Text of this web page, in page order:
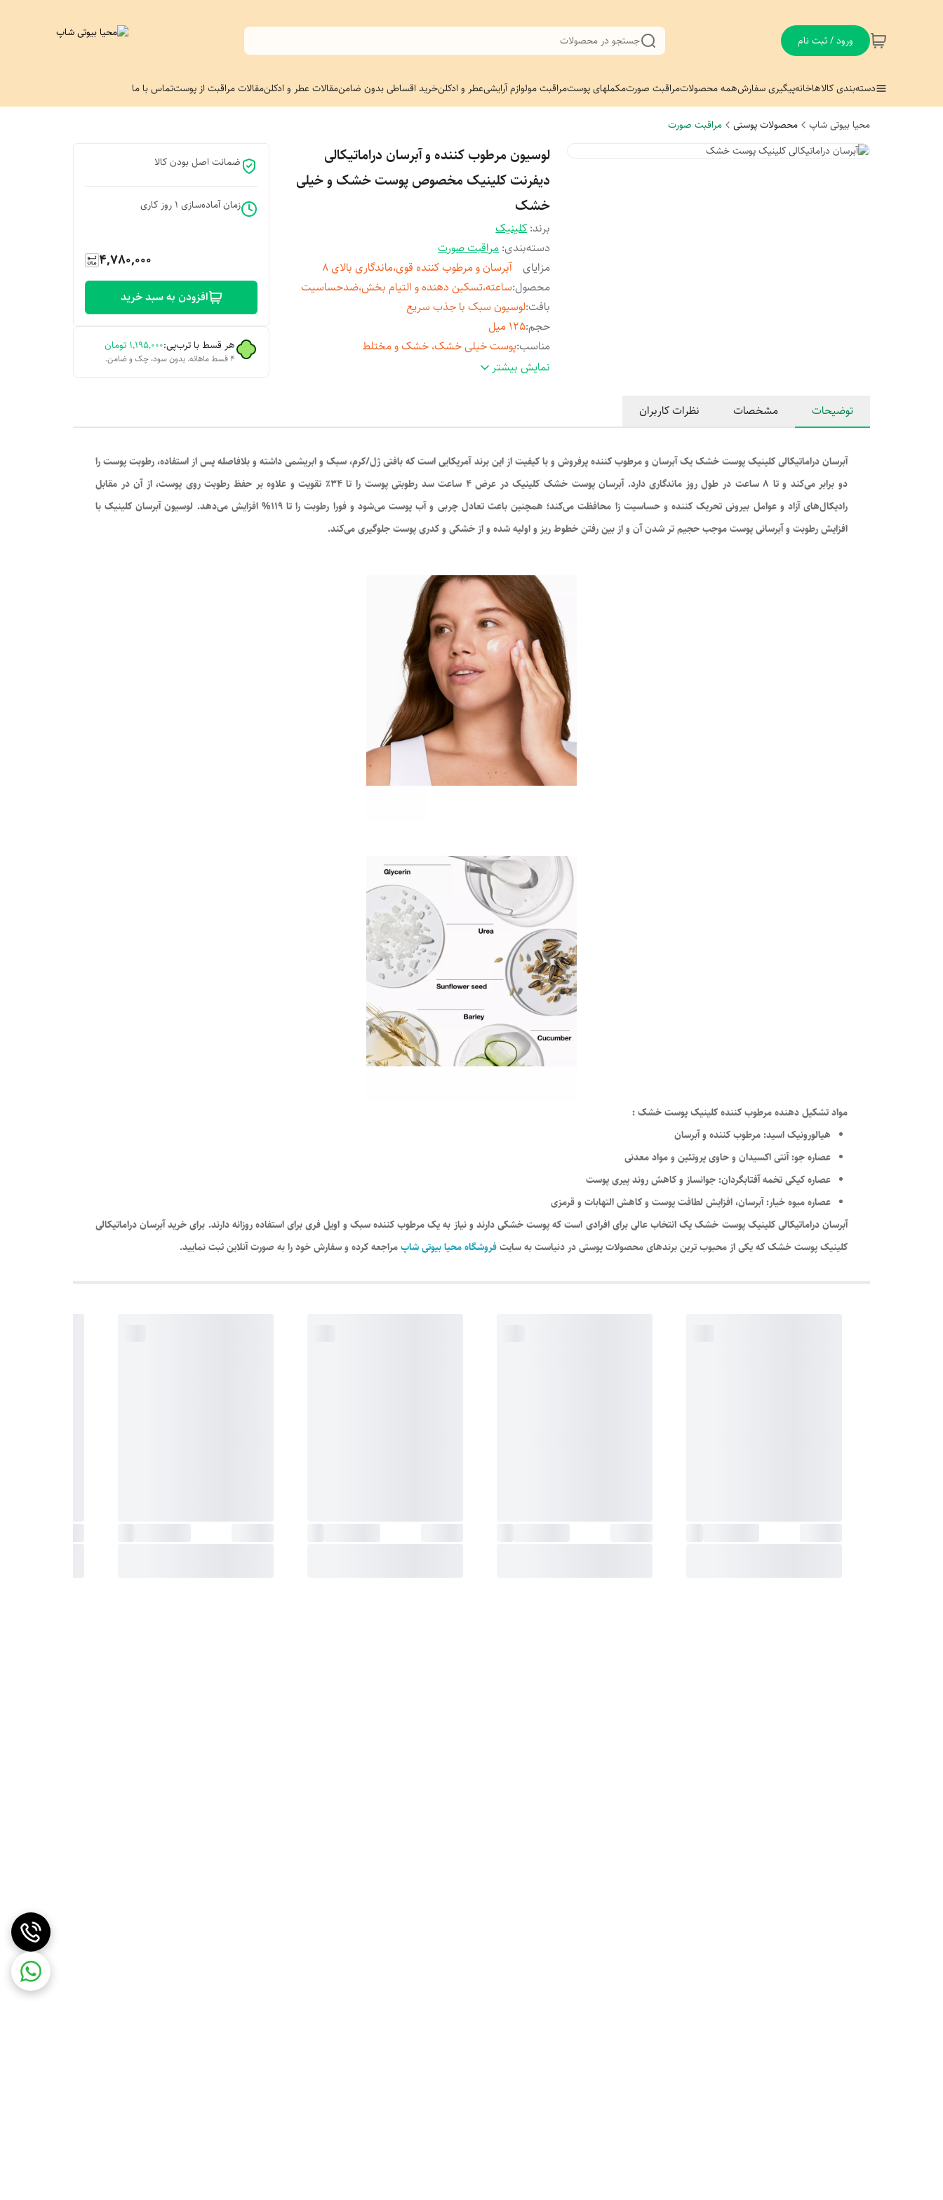
ورود / ثبت نام جستجو در محصولات
دسته‌بندی کالاهاخانهپیگیری سفارشهمه محصولاتمراقبت صورتمکملهای پوستمراقبت مولوازم آرایشیعطر و ادکلنخرید اقساطی بدون ضامنمقالات عطر و ادکلنمقالات مراقبت از پوستتماس با ما
محیا بیوتی شاپ محصولات پوستی مراقبت صورت
لوسیون مرطوب کننده و آبرسان دراماتیکالی
دیفرنت کلینیک مخصوص پوست خشک و خیلی
خشک
برند:کلینیک
دسته‌بندی:مراقبت صورت
مزایای
محصول:
آبرسان و مرطوب کننده قوی،ماندگاری بالای 8
ساعته،تسکین دهنده و التیام بخش،ضدحساسیت
بافت:لوسیون سبک با جذب سریع
حجم:125 میل
مناسب:پوست خیلی خشک، خشک و مختلط
اصالت کالا:اصلنمایش بیشتر
ضمانت اصل بودن کالا
زمان آماده‌سازی 1 روز کاری
4,780,000
افزودن به سبد خرید
هر قسط با ترب‌پی:۱٬۱۹۵٬۰۰۰ تومان
۴ قسط ماهانه. بدون سود، چک و ضامن.
توضیحات مشخصات نظرات کاربران
آبرسان دراماتیکالی کلینیک پوست خشک یک آبرسان و مرطوب کننده پرفروش و با کیفیت از این برند آمریکایی است که بافتی ژل/کرم، سبک و ابریشمی داشته و بلافاصله پس از استفاده، رطوبت پوست را
دو برابر می‌کند و تا ۸ ساعت در طول روز ماندگاری دارد. آبرسان پوست خشک کلینیک در عرض ۴ ساعت سد رطوبتی پوست را تا ۳۴٪ تقویت و علاوه بر حفظ رطوبت روی پوست، از آن در مقابل
رادیکال‌های آزاد و عوامل بیرونی تحریک کننده و حساسیت زا محافظت می‌کند؛ همچنین باعث تعادل چربی و آب پوست می‌شود و فورا رطوبت را تا 119% افزایش می‌دهد. لوسیون آبرسان کلینیک با
افزایش رطوبت و آبرسانی پوست موجب حجیم تر شدن آن و از بین رفتن خطوط ریز و اولیه شده و از خشکی و کدری پوست جلوگیری می‌کند.
مواد تشکیل دهنده مرطوب کننده کلینیک پوست خشک :
هیالورونیک اسید: مرطوب کننده و آبرسان
عصاره جو: آنتی اکسیدان و حاوی پروتئین و مواد معدنی
عصاره کیکی تخمه آفتابگردان: جوانساز و کاهش روند پیری پوست
عصاره میوه خیار: آبرسان، افزایش لطافت پوست و کاهش التهابات و قرمزی
آبرسان دراماتیکالی کلینیک پوست خشک یک انتخاب عالی برای افرادی است که پوست خشکی دارند و نیاز به یک مرطوب کننده سبک و اویل فری برای استفاده روزانه دارند. برای خرید آبرسان دراماتیکالی
کلینیک پوست خشک که یکی از محبوب ترین برندهای محصولات پوستی در دنیاست به سایتفروشگاه محیا بیوتی شاپمراجعه کرده و سفارش خود را به صورت آنلاین ثبت نمایید.